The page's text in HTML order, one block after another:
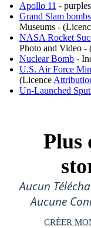
Apollo 11 -
Grand Slam
Museums -
NASA Rocket
Photo and Video -
Nuclear Bomb -
U.S. Air Force
(Licence
Un-Launched
Plus
Aucun
Aucune
CRÉER